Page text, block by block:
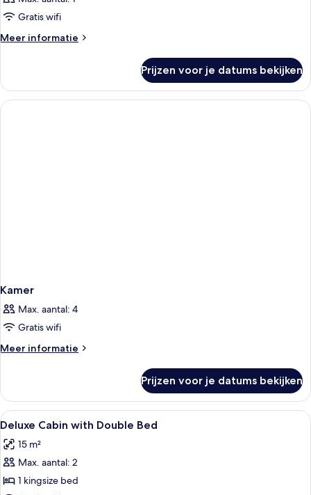
Gratis wifi
Meer informatie
Meer
Prijzen voor je datums bekijken
Kamer
Max. aantal: 4
Gratis wifi
Meer informatie
Meer
Prijzen voor je datums bekijken
Alle
foto's
voor
Deluxe
Cabin
Hypoallergeen beddengoed,
6
Deluxe Cabin with Double Bed
15 m²
Max. aantal: 2
1 kingsize bed